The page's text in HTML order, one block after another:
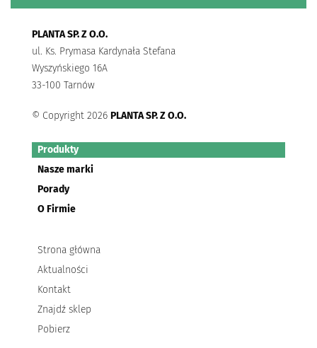
PLANTA SP. Z O.O.
ul. Ks. Prymasa Kardynała Stefana
Wyszyńskiego 16A
33-100 Tarnów
© Copyright 2026 PLANTA SP. Z O.O.
Produkty
Nasze marki
Porady
O Firmie
Strona główna
Aktualności
Kontakt
Znajdź sklep
Pobierz